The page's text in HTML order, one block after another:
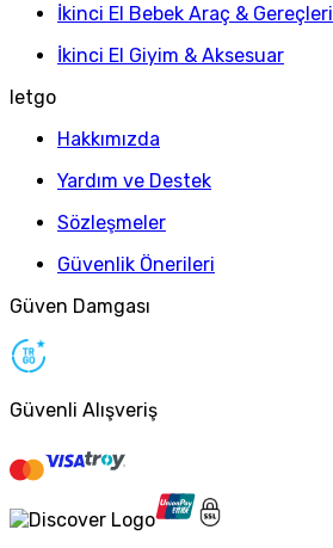
İkinci El Bebek Araç & Gereçleri
İkinci El Giyim & Aksesuar
letgo
Hakkımızda
Yardım ve Destek
Sözleşmeler
Güvenlik Önerileri
Güven Damgası
Güvenli Alışveriş